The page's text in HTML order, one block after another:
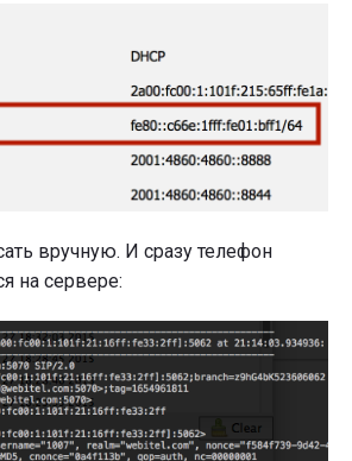
вручную. И сразу телефон
на сервере: